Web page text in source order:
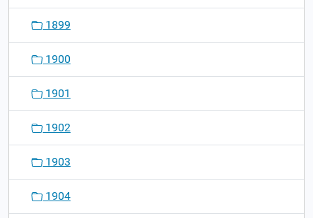
1899
1900
1901
1902
1903
1904